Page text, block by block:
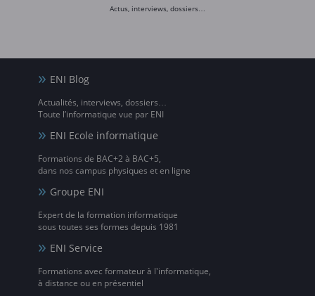
Actus, interviews, dossiers…
ENI Blog
Actualités, interviews, dossiers…
Toute l’informatique vue par ENI
ENI Ecole informatique
Formations de BAC+2 à BAC+5,
dans nos campus physiques et en ligne
Groupe ENI
Expert de la formation informatique
sous toutes ses formes depuis 1981
ENI Service
Formations avec formateur à l'informatique,
à distance ou en présentiel